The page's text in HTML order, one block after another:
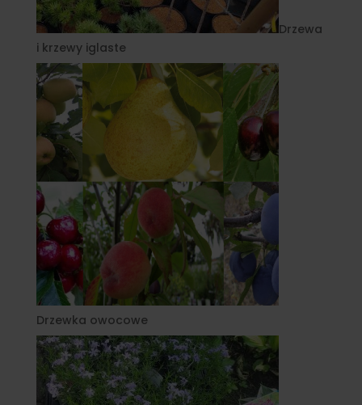
Drzewa
i krzewy iglaste
Drzewka owocowe